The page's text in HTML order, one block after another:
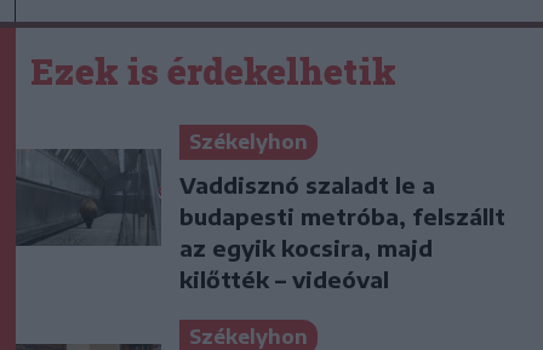
Ezek is érdekelhetik
Székelyhon
Vaddisznó szaladt le a
budapesti metróba, felszállt
az egyik kocsira, majd
kilőtték – videóval
Székelyhon